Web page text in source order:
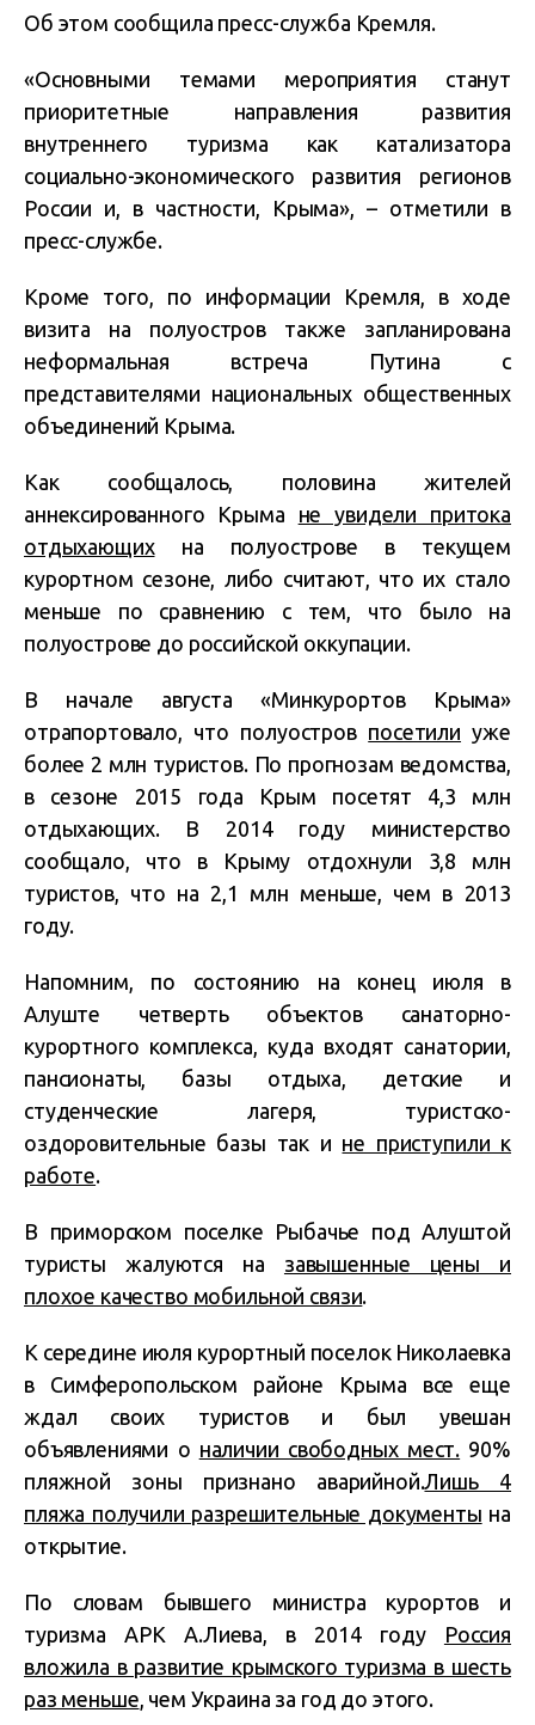
Об этом сообщила пресс-служба Кремля.
«Основными темами мероприятия станут
приоритетные направления развития
внутреннего туризма как катализатора
социально-экономического развития регионов
России и, в частности, Крыма», – отметили в
пресс-службе.
Кроме того, по информации Кремля, в ходе
визита на полуостров также запланирована
неформальная встреча Путина с
представителями национальных общественных
объединений Крыма.
Как сообщалось, половина жителей
аннексированного Крыма не увидели притока
отдыхающихна полуострове в текущем
курортном сезоне, либо считают, что их стало
меньше по сравнению с тем, что было на
полуострове до российской оккупации.
В начале августа «Минкурортов Крыма»
отрапортовало, что полуостров посетили уже
более 2 млн туристов. По прогнозам ведомства,
в сезоне 2015 года Крым посетят 4,3 млн
отдыхающих. В 2014 году министерство
сообщало, что в Крыму отдохнули 3,8 млн
туристов, что на 2,1 млн меньше, чем в 2013
году.
Напомним, по состоянию на конец июля в
Алуште четверть объектов санаторно-
курортного комплекса, куда входят санатории,
пансионаты, базы отдыха, детские и
студенческие лагеря, туристско-
оздоровительные базы так и не приступили к
работе.
В приморском поселке Рыбачье под Алуштой
туристы жалуются на завышенные цены и
плохое качество мобильной связи.
К середине июля курортный поселок Николаевка
в Симферопольском районе Крыма все еще
ждал своих туристов и был увешан
объявлениями о наличии свободных мест. 90%
пляжной зоны признано аварийной.Лишь 4
пляжа получили разрешительные документы на
открытие.
По словам бывшего министра курортов и
туризма АРК А.Лиева, в 2014 году
Россия
вложила в развитие крымского туризма в шесть
раз меньше , чем Украина за год до этого.